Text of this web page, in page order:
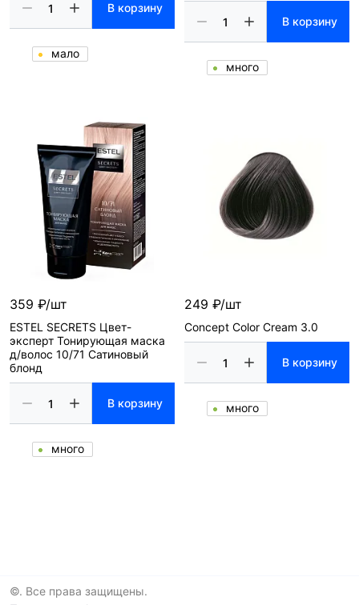
В корзину
мало
В корзину
много
359 ₽/шт
ESTEL SECRETS Цвет-
эксперт Тонирующая маска
д/волос 10/71 Сатиновый
блонд
В корзину
много
249 ₽/шт
Concept Color Cream 3.0
В корзину
много
©. Все права защищены.